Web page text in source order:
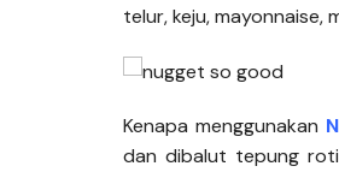
telur, keju, mayonnaise,
Kenapa menggunakan
dan dibalut tepung